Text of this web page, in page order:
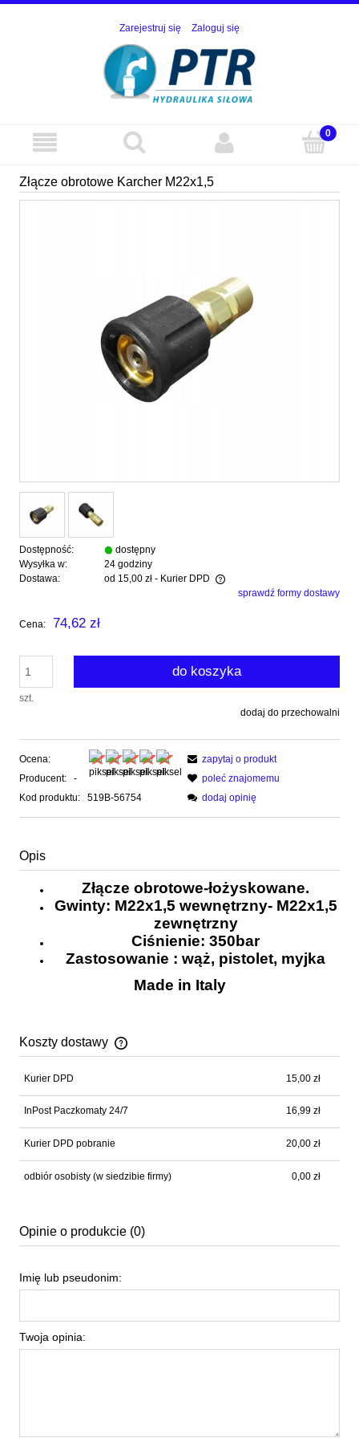
Zarejestruj się Zaloguj się
Złącze obrotowe Karcher M22x1,5
Dostępność:
dostępny
Wysyłka w:
24 godziny
Dostawa:
od 15,00 zł - Kurier DPD
Cena nie zawiera ewentualnych kosztów płatnościsprawdź formy dostawy
Cena: 74,62 zł
szt.
do koszyka
dodaj do przechowalni
Ocena:
Producent:
-
Kod produktu:
519B-56754
zapytaj o produkt
poleć znajomemu
dodaj opinię
Opis
Złącze obrotowe-łożyskowane.
Gwinty: M22x1,5 wewnętrzny- M22x1,5
zewnętrzny
Ciśnienie: 350bar
Zastosowanie : wąż, pistolet, myjka
Made in Italy
Koszty dostawy
Cena nie zawiera ewentualnych kosztów płatności
Kurier DPD 15,00 zł
InPost Paczkomaty 24/7 16,99 zł
Kurier DPD pobranie 20,00 zł
odbiór osobisty (w siedzibie firmy) 0,00 zł
Opinie o produkcie (0)
Imię lub pseudonim:
Twoja opinia: